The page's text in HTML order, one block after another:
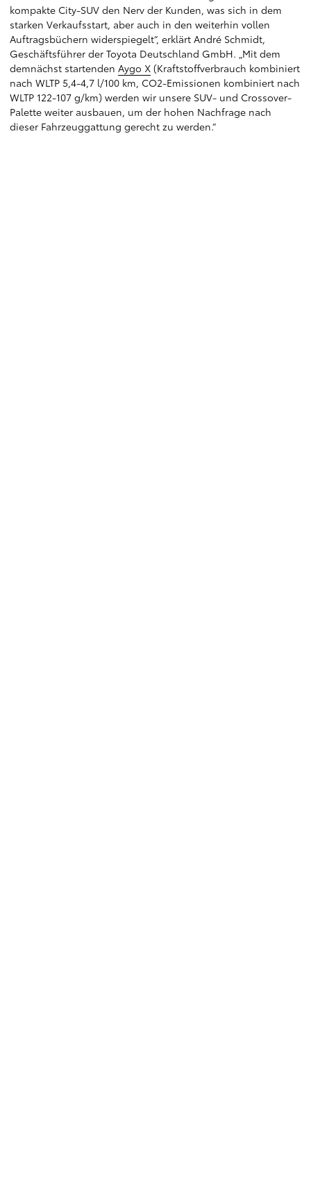
kompakte City-SUV den Nerv der Kunden, was sich in dem
starken Verkaufsstart, aber auch in den weiterhin vollen
Auftragsbüchern widerspiegelt“, erklärt André Schmidt,
Geschäftsführer der Toyota Deutschland GmbH. „Mit dem
demnächst startenden Aygo X (Kraftstoffverbrauch kombiniert
nach WLTP 5,4-4,7 l/100 km, CO2-Emissionen kombiniert nach
WLTP 122-107 g/km) werden wir unsere SUV- und Crossover-
Palette weiter ausbauen, um der hohen Nachfrage nach
dieser Fahrzeuggattung gerecht zu werden.“